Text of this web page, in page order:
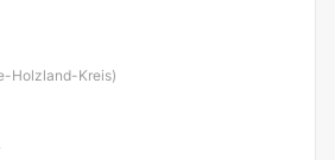
Holzland-Kreis)